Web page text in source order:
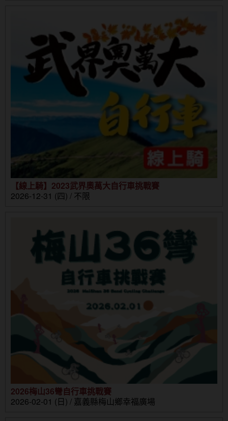
【線上騎】2023武界奧萬大自行車挑戰賽
2026-12-31 (四) / 不限
2026梅山36彎自行車挑戰賽
2026-02-01 (日) / 嘉義縣梅山鄉幸福廣場